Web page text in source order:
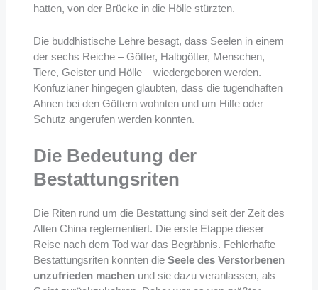
hatten, von der Brücke in die Hölle stürzten.
Die buddhistische Lehre besagt, dass Seelen in einem
der sechs Reiche – Götter, Halbgötter, Menschen,
Tiere, Geister und Hölle – wiedergeboren werden.
Konfuzianer hingegen glaubten, dass die tugendhaften
Ahnen bei den Göttern wohnten und um Hilfe oder
Schutz angerufen werden konnten.
Die Bedeutung der
Bestattungsriten
Die Riten rund um die Bestattung sind seit der Zeit des
Alten China reglementiert. Die erste Etappe dieser
Reise nach dem Tod war das Begräbnis. Fehlerhafte
Bestattungsriten konnten die Seele des Verstorbenen
unzufrieden machenund sie dazu veranlassen, als